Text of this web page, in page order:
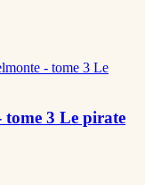
tome 3 Le pirate